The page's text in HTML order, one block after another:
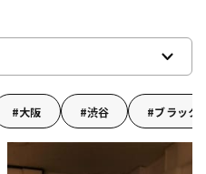
その他楽器
大阪 渋谷 ブラック